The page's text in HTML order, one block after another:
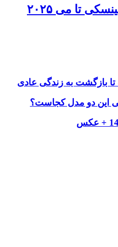
تا می ۲۰۲۵